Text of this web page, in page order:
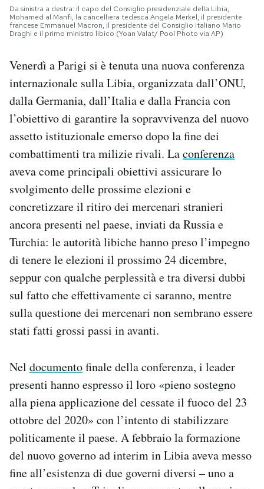
SHOP
CALENDARIO
AREA PERSONALE
Area Personale
Newsletter
Notifiche mobile
Hai bisogno di aiuto?
Esci
Da sinistra a destra: il capo del Consiglio presidenziale della Libia,
Mohamed al Manfi, la cancelliera tedesca Angela Merkel, il presidente
francese Emmanuel Macron, il presidente del Consiglio italiano Mario
Draghi e il primo ministro libico (Yoan Valat/ Pool Photo via AP)
Venerdì a Parigi si è tenuta una nuova conferenza
internazionale sulla Libia, organizzata dall’ONU,
dalla Germania, dall’Italia e dalla Francia con
l’obiettivo di garantire la sopravvivenza del nuovo
assetto istituzionale emerso dopo la fine dei
combattimenti tra milizie rivali. Laconferenza
aveva come principali obiettivi assicurare lo
svolgimento delle prossime elezioni e
concretizzare il ritiro dei mercenari stranieri
ancora presenti nel paese, inviati da Russia e
Turchia: le autorità libiche hanno preso l’impegno
di tenere le elezioni il prossimo 24 dicembre,
seppur con qualche perplessità e tra diversi dubbi
sul fatto che effettivamente ci saranno, mentre
sulla questione dei mercenari non sembrano essere
stati fatti grossi passi in avanti.
Nel documentofinale della conferenza, i leader
presenti hanno espresso il loro «pieno sostegno
alla piena applicazione del cessate il fuoco del 23
ottobre del 2020» con l’intento di stabilizzare
politicamente il paese. A febbraio la formazione
del nuovo governo ad interim in Libia aveva messo
fine all’esistenza di due governi diversi – uno a